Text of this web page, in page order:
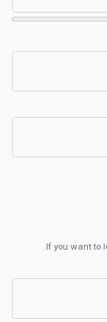
If you want to